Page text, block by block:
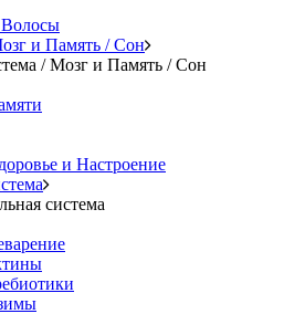
и Память / Сон
/ Мозг и Память / Сон
и Настроение
система